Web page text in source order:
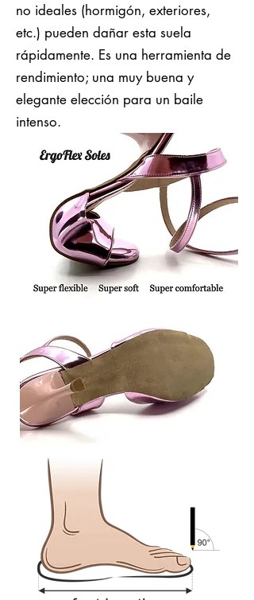
no ideales (hormigón, exteriores,
etc.) pueden dañar esta suela
rápidamente. Es una herramienta de
rendimiento; una muy buena y
elegante elección para un baile
intenso.